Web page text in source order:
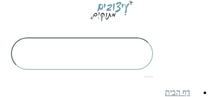
דף הבית